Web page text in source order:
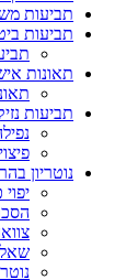
תביעות
תביעות
תאונות
תביעות
נוטריון
יפוי